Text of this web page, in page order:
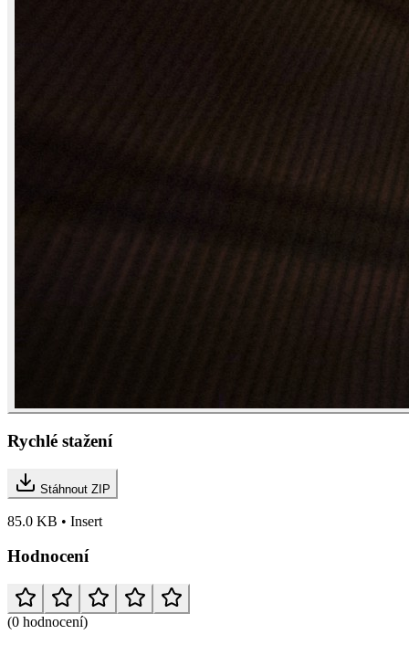
Rychlé stažení
Stáhnout ZIP
85.0 KB • Insert
Hodnocení
(0 hodnocení)